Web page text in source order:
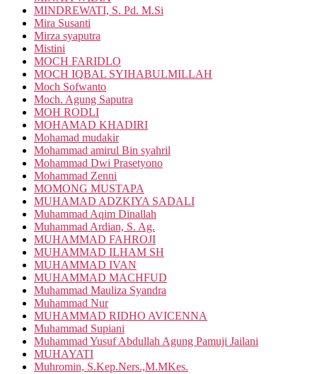
MINDREWATI, S. Pd. M.Si
Mira Susanti
Mirza syaputra
Mistini
MOCH FARIDLO
MOCH IQBAL SYIHABULMILLAH
Moch Sofwanto
Moch. Agung Saputra
MOH RODLI
MOHAMAD KHADIRI
Mohamad mudakir
Mohammad amirul Bin syahril
Mohammad Dwi Prasetyono
Mohammad Zenni
MOMONG MUSTAPA
MUHAMAD ADZKIYA SADALI
Muhammad Aqim Dinallah
Muhammad Ardian, S. Ag.
MUHAMMAD FAHROJI
MUHAMMAD ILHAM SH
MUHAMMAD IVAN
MUHAMMAD MACHFUD
Muhammad Mauliza Syandra
Muhammad Nur
MUHAMMAD RIDHO AVICENNA
Muhammad Supiani
Muhammad Yusuf Abdullah Agung Pamuji Jailani
MUHAYATI
Muhromin, S.Kep.Ners.,M.MKes.